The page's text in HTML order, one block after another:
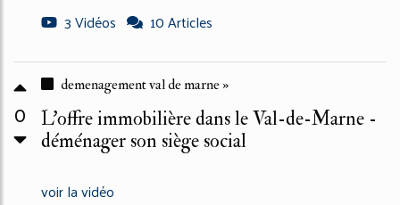
3 Vidéos
10 Articles
0
demenagement val de marne »
L'offre immobilière dans le Val-de-Marne -
déménager son siège social
voir la vidéo